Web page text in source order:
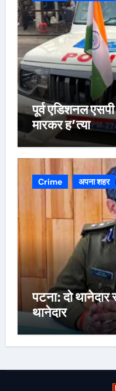
पूर्व एडिशनल
मारकर ह’त्या
Crime अपना शहर
पटना: दो
थानेदार